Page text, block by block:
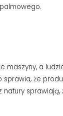
a
że